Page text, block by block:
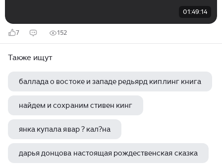
01:49:14
7 152
Также ищут
баллада о востоке и западе редьярд киплинг книга
найдем и сохраним стивен кинг
янка купала явар ? кал?на
дарья донцова настоящая рождественская сказка